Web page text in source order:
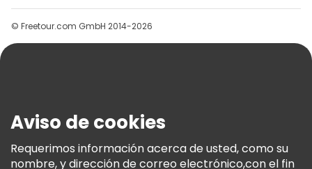
Grupos
Ayuda
Términos E Información Legal
Política De Cookies
Freetour Premios
© Freetour.com GmbH 2014-2026
Aviso de cookies
Requerimos información acerca de usted, como su
nombre, y dirección de correo electrónico,con el fin